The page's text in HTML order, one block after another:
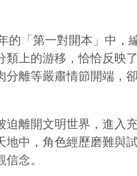
的「第一對開本」中，
上的游移，恰恰反映
離等嚴肅情節開端，
離開文明世界，進入
中，角色經歷磨難與
念。